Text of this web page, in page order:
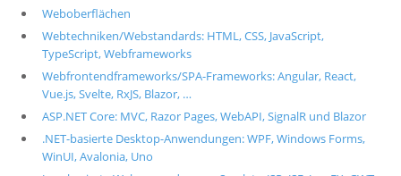
Weboberflächen
Webtechniken/Webstandards: HTML, CSS, JavaScript,
TypeScript, Webframeworks
Webfrontendframeworks/SPA-Frameworks: Angular, React,
Vue.js, Svelte, RxJS, Blazor, …
ASP.NET Core: MVC, Razor Pages, WebAPI, SignalR und Blazor
.NET-basierte Desktop-Anwendungen: WPF, Windows Forms,
WinUI, Avalonia, Uno